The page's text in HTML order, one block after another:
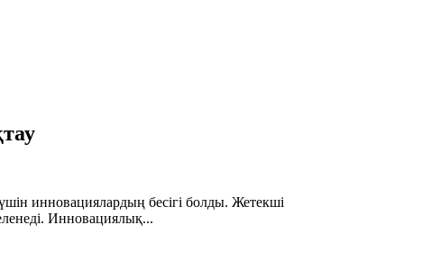
инновациялардың бесігі болды. Жетекші
Инновациялық...